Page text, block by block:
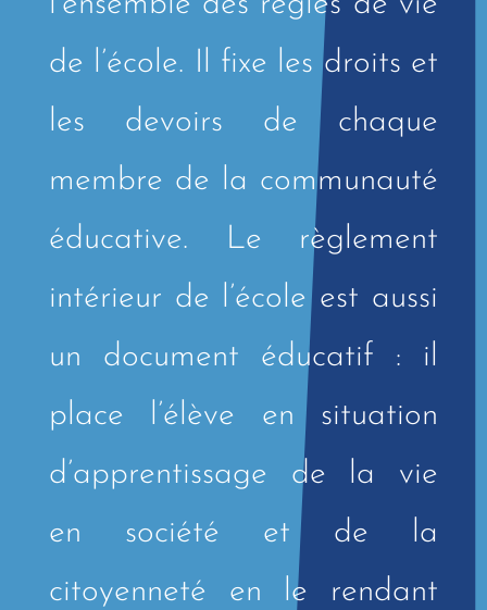
de l’école. Il fixe les droits et
les devoirs de chaque
membre de la communauté
éducative.
Le règlement
intérieur de l’école est aussi
un document éducatif :
il
place l’élève en situation
d’apprentissage de la vie
en société et de la
citoyenneté en le rendant